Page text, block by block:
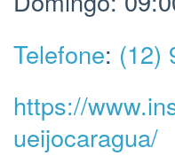
Telefone: (12)
https://
ueijocaragua/